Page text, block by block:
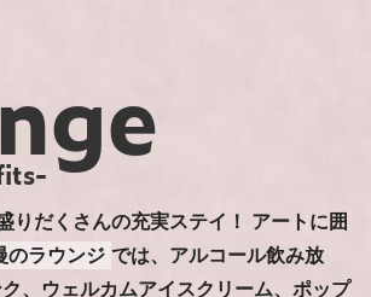
りだくさんの充実ステイ！
アートに囲
のラウンジ では、アルコール飲み放
、ウェルカムアイスクリーム、ポップ